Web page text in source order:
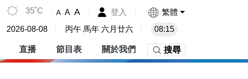
35˚C A A A 登入 繁體
2026-08-08 丙午 馬年 六月廿六 08:15
直播 節目表 關於我們 搜尋